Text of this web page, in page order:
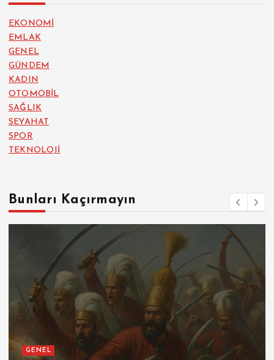
EKONOMİ
EMLAK
GENEL
GÜNDEM
KADIN
OTOMOBİL
SAĞLIK
SEYAHAT
SPOR
TEKNOLOJİ
Bunları Kaçırmayın
GENEL SPOR